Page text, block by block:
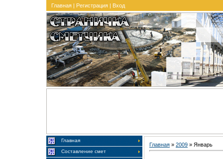
Главная | Регистрация | Вход
Главная
Составление смет
Главная » 2009 » Январь